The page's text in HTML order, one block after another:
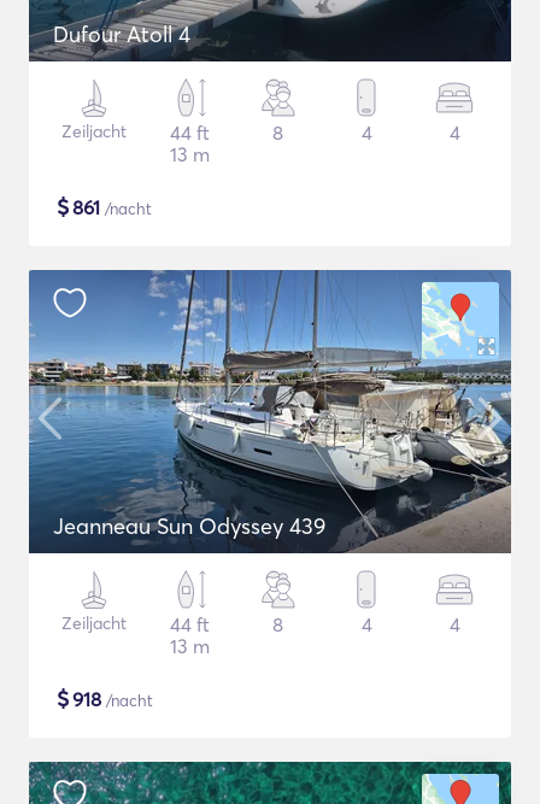
Dufour Atoll 4
Zeiljacht
44 ft
13 m
8 4 4
$861 /nacht
Jeanneau Sun Odyssey 439
Zeiljacht
44 ft
13 m
8 4 4
$918 /nacht